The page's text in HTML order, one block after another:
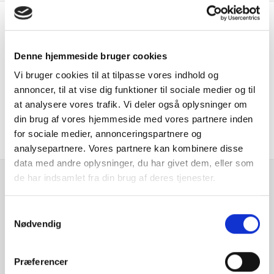
Denne hjemmeside bruger cookies
Vi bruger cookies til at tilpasse vores indhold og
annoncer, til at vise dig funktioner til sociale medier og til
at analysere vores trafik. Vi deler også oplysninger om
din brug af vores hjemmeside med vores partnere inden
for sociale medier, annonceringspartnere og
analysepartnere. Vores partnere kan kombinere disse
data med andre oplysninger, du har givet dem, eller som
de har indsamlet fra din brug af deres tjenester.
Nødvendig
Præferencer
rundt på matriklen og kaffe på kanden – Vi glæder os til
at se dig
(Der tages forbehold for trykfejl)
denne bil?
KONTAKT FORHANDLER
Se hvad vores